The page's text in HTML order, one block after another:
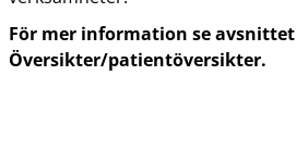
För mer information se avsnittet
Översikter/patientöversikter.